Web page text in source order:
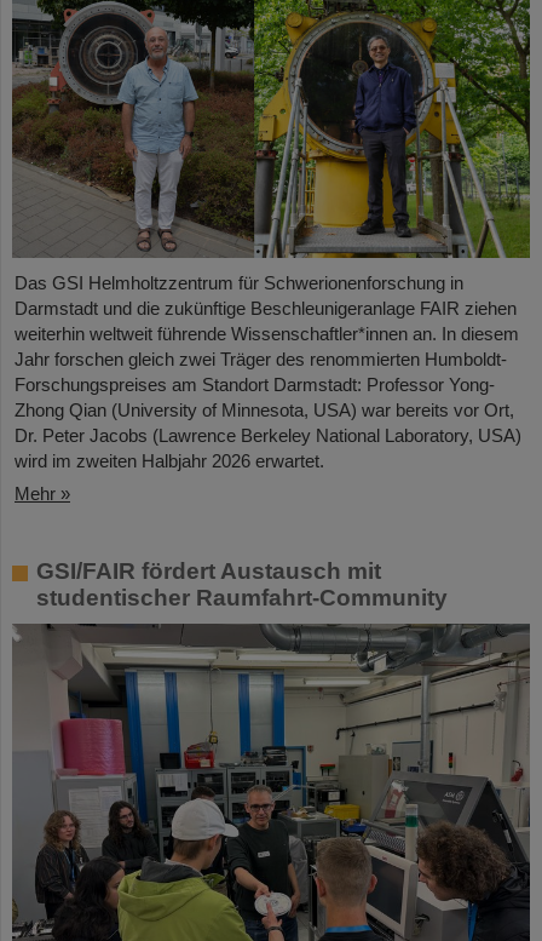
Das GSI Helmholtzzentrum für Schwerionenforschung in
Darmstadt und die zukünftige Beschleunigeranlage FAIR ziehen
weiterhin weltweit führende Wissenschaftler*innen an. In diesem
Jahr forschen gleich zwei Träger des renommierten Humboldt-
Forschungspreises am Standort Darmstadt: Professor Yong-
Zhong Qian (University of Minnesota, USA) war bereits vor Ort,
Dr. Peter Jacobs (Lawrence Berkeley National Laboratory, USA)
wird im zweiten Halbjahr 2026 erwartet.
Mehr »
GSI/FAIR fördert Austausch mit
studentischer Raumfahrt-Community